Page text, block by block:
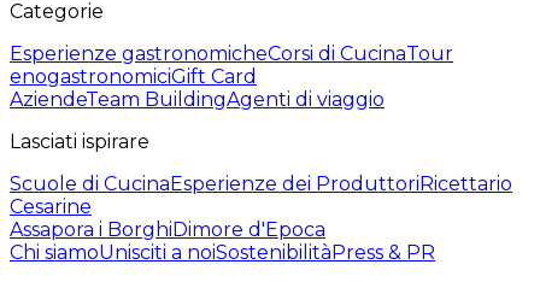
Categorie
Esperienze gastronomicheCorsi di CucinaTour
enogastronomiciGift Card
AziendeTeam BuildingAgenti di viaggio
Lasciati ispirare
Scuole di CucinaEsperienze dei ProduttoriRicettario
Cesarine
Assapora i BorghiDimore d'Epoca
Chi siamoUnisciti a noiSostenibilitàPress & PR